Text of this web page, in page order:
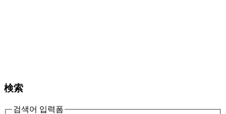
検索
검색어 입력폼